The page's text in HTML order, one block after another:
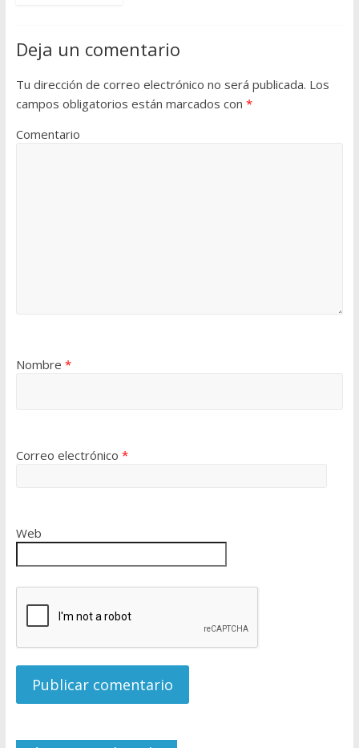
Deja un comentario
Tu dirección de correo electrónico no será publicada. Los
campos obligatorios están marcados con *
Comentario
Nombre *
Correo electrónico *
Web